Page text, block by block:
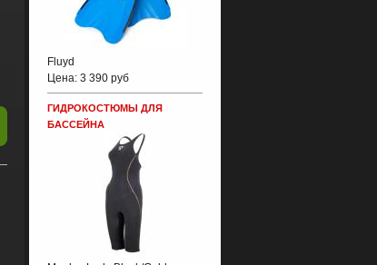
Fluyd
Цена: 3 390 руб
ГИДРОКОСТЮМЫ ДЛЯ
БАССЕЙНА